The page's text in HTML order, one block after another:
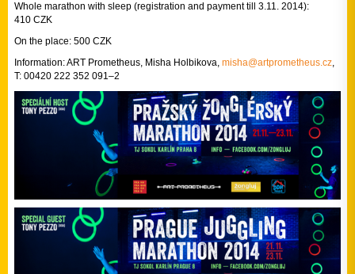
Whole marathon with sleep (registration and payment till 3.11. 2014):
410 CZK
On the place: 500 CZK
Information: ART Prometheus, Misha Holbikova, misha@artpromet­heus.cz,
T: 00420 222 352 091–2